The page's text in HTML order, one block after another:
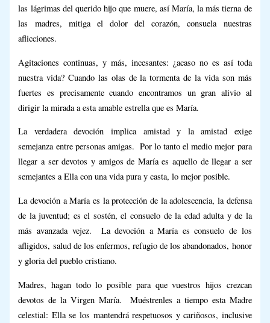
las lágrimas del querido hijo que muere, así María, la más tierna de
las madres, mitiga el dolor del corazón, consuela nuestras
aflicciones.
Agitaciones continuas, y más, incesantes: ¿acaso no es así toda
nuestra vida? Cuando las olas de la tormenta de la vida son más
fuertes es precisamente cuando encontramos un gran alivio al
dirigir la mirada a esta amable estrella que es María.
La verdadera devoción implica amistad y la amistad exige
semejanza entre personas amigas. Por lo tanto el medio mejor para
llegar a ser devotos y amigos de María es aquello de llegar a ser
semejantes a Ella con una vida pura y casta, lo mejor posible.
La devoción a María es la protección de la adolescencia, la defensa
de la juventud; es el sostén, el consuelo de la edad adulta y de la
más avanzada vejez. La devoción a María es consuelo de los
afligidos, salud de los enfermos, refugio de los abandonados, honor
y gloria del pueblo cristiano.
Madres, hagan todo lo posible para que vuestros hijos crezcan
devotos de la Virgen María. Muéstrenles a tiempo esta Madre
celestial: Ella se los mantendrá respetuosos y cariñosos, inclusive